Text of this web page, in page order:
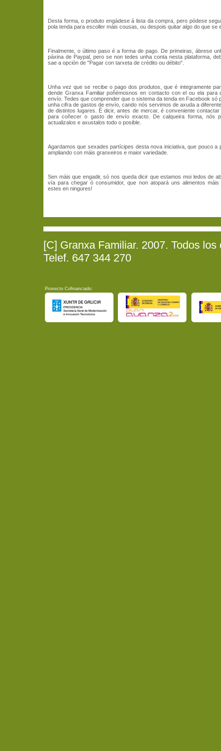
Desta forma, o produto engádese á lista da compra, pero pódese
pola tenda para escoller máis cousas, ou despois quitar algo do que se
Finalmente, o último paso é a forma de pago. De primeiras, ábrese
páxina de Paypal, pero se non tedes unha conta nesta plataforma,
sae a opción de "Pagar con tarxeta de crédito ou débito".
Unha vez que se recibe o pago dos produtos, que é integramente
dende Granxa Familiar poñémosnos en contacto con el ou ela para
envío. Tedes que comprender que o sistema da tenda en Facebook só
unha cifra de gastos de envío, cando nós servimos de axuda a
de distintos lugares. É dicir, antes de mercar, é conveniente
para coñecer o gasto de envío exacto. De calqueira forma, nós
actualizalos e axustalos todo o posible.
Agardamos que sexades partícipes desta nova iniciativa, que pouco a
ampliando con máis granxeiros e maior variedade.
Sen máis que engadir, só nos queda dicir que estamos moi ledos de
vía para chegar ó consumidor, que non atopará uns alimentos máis
estes en ningures!
[C] Granxa Familiar. 2007. Todos
Telef. 647 344 270
Proxecto Cofinanciado: